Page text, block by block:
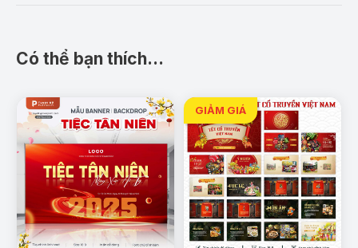
Đặc điểm nổi bật của sản
phẩm
Thiết kế chuẩn A4, dễ in ấn và đăng mạng xã hội.
Tông màu xanh đêm huyền ảo, biểu tượng trăng
rằm và Thỏ Ngọc.
Font chữ nghệ thuật, kết hợp hài hòa giữa truyền
thống và hiện đại.
Nội dung chúc Tết có sẵn, dễ chỉnh sửa theo nhu
cầu.
Có thể bạn thích…